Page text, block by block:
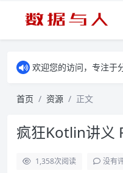
欢迎您的访问，专注于
首页 资源 正文
疯狂Kotlin讲义
1,358次阅读 没有